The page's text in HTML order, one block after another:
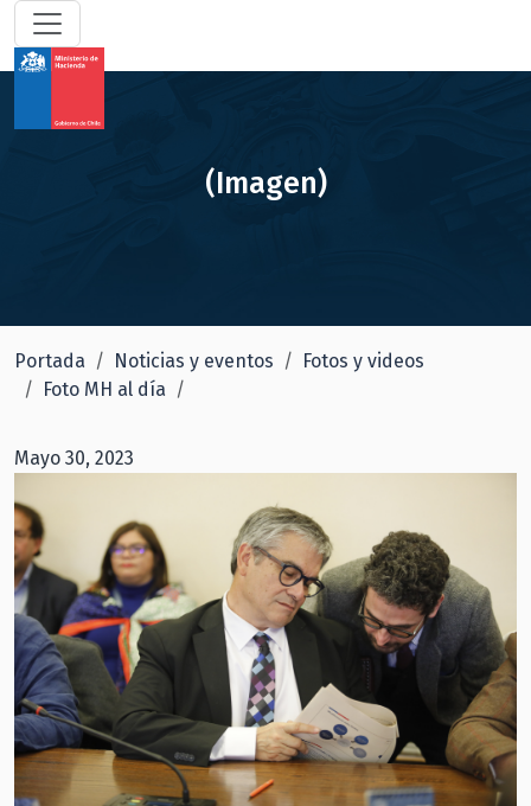
(Imagen)
Portada Noticias y eventos
Fotos y videos
Foto MH al día
Mayo 30, 2023